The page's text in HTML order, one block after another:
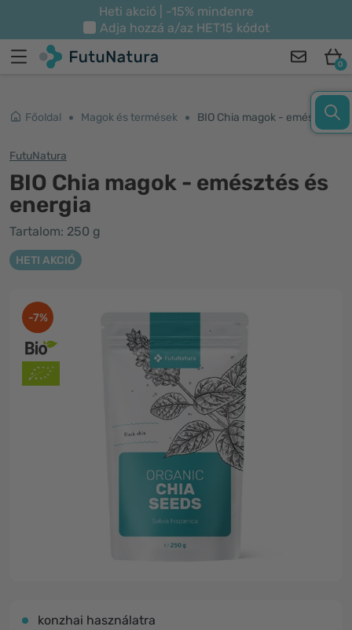
Heti akció | -15% mindenre
Adja hozzá a/az HET15 kódot
0
Főoldal Magok és termések BIO Chia magok - emésztés és energia
FutuNatura
BIO Chia magok - emésztés és
energia
Tartalom: 250 g
HETI AKCIÓ
-7%
konzhai használatra